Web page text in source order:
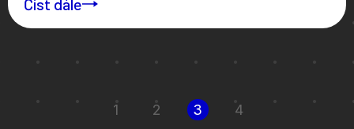
Číst dále
1 2 3 4